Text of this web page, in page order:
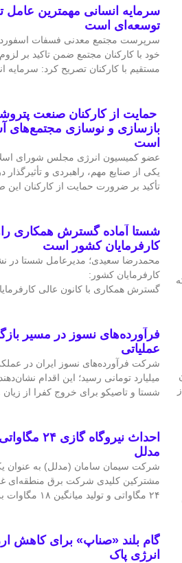
سرمایه انسانی مهمترین عامل
توسعه‌ای است
سرپرست مجتمع معدنی فسفات
خود با کارکنان مجتمع ضمن تاکید بر
مستقیم با کارکنان تصریح کرد: سرمایه
حمایت از کارکنان صنعت
بازسازی و نوسازی مجتمع‌های
است
عضو کمیسیون انرژی مجلس شورای
یکی از صنایع مهم، راهبردی و
تأکید بر ضرورت حمایت از کارکنان این
شستا آماده گسترش همکاری
کارفرمایان کشور است
محمدرضا سعیدی؛ مدیرعامل شستا در
کارفرمایان کشور:
گسترش همکاری با کانون عالی
فرآورده‌های نسوز در مسیر
عملیاتی
میلیارد تومانی رسید؛ این اقدام
شستا و تاصیکو برای خروج کفرا از
احداث
مدلل
شرکت سیمان سامان (مدلل) به عنوان
مشترکین کلیدی شرکت برق منطقه‌ای
۲۴ مگاواتی و تولید میانگین ۱۸ مگاوات برق، گامی
گام بلند «صناپ» برای کاهش
انرژی پاک